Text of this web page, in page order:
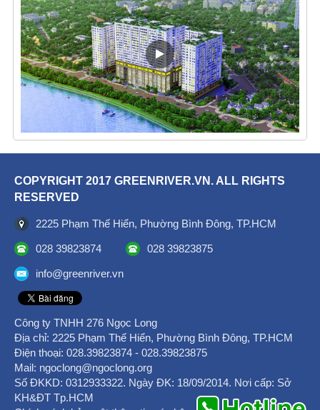
COPYRIGHT 2017 GREENRIVER.VN. ALL RIGHTS
RESERVED
2225 Phạm Thế Hiển, Phường Bình Đông, TP.HCM
028 39823874 028 39823875
info@greenriver.vn
Công ty TNHH 276 Ngọc Long
Địa chỉ: 2225 Phạm Thế Hiển, Phường Bình Đông, TP.HCM
Điện thoại: ‎028.39823874 - 028.39823875
Mail: ngoclong@ngoclong.org
Số ĐKKD: 0312933322. Ngày ĐK: 18/09/2014. Nơi cấp: Sở
KH&ĐT Tp.HCM